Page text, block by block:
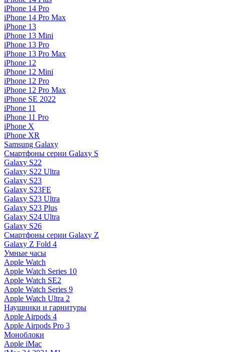
iPhone 14 Pro
iPhone 14 Pro Max
iPhone 13
iPhone 13 Mini
iPhone 13 Pro
iPhone 13 Pro Max
iPhone 12
iPhone 12 Mini
iPhone 12 Pro
iPhone 12 Pro Max
iPhone SE 2022
iPhone 11
iPhone 11 Pro
iPhone X
iPhone XR
Samsung Galaxy
Смартфоны серии Galaxy S
Galaxy S22
Galaxy S22 Ultra
Galaxy S23
Galaxy S23FE
Galaxy S23 Ultra
Galaxy S23 Plus
Galaxy S24 Ultra
Galaxy S26
Смартфоны серии Galaxy Z
Galaxy Z Fold 4
Умные часы
Apple Watch
Apple Watch Series 10
Apple Watch SE2
Apple Watch Series 9
Apple Watch Ultra 2
Наушники и гарнитуры
Apple Airpods 4
Apple Airpods Pro 3
Моноблоки
Apple iMac